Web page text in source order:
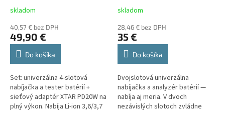
Nabíjačka + XTAR PD20W
Priemerné
produktu
je
4,6
hviezdičiek.
skladom
40,57 € bez DPH
49,90 €
Do košíka
Set: univerzálna 4-slotová
nabíjačka a tester batérií +
sieťový adaptér XTAR PD20W na
plný výkon. Nabíja Li-ion 3,6/3,7
nabíjačka a tester batérií
Priemerné
produktu
je
4,7
hviezdičiek.
skladom
28,46 € bez DPH
35 €
Do košíka
Dvojslotová univerzálna
nabíjačka a analyzér batérií —
nabíja aj meria. V dvoch
nezávislých slotoch zvládne